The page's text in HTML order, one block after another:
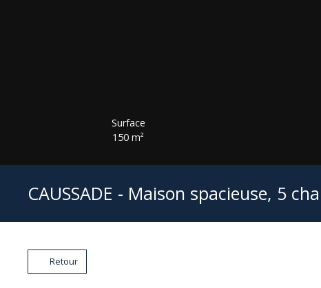
Surface
150m²
CAUSSADE - Maison spacieuse, 5
Retour